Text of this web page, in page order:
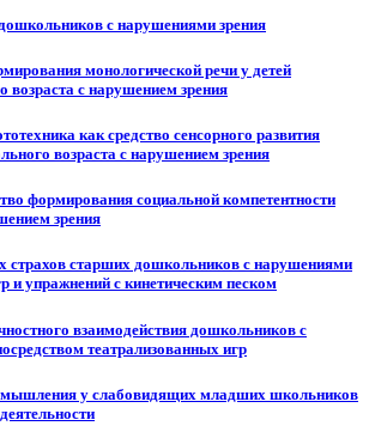
с нарушениями зрения
монологической речи у детей
возраста с нарушением зрения
как средство сенсорного развития
возраста с нарушением зрения
формирования социальной компетентности
зрения
страхов старших дошкольников с нарушениями
и упражнений с кинетическим песком
взаимодействия дошкольников с
театрализованных игр
мышления у слабовидящих младших школьников